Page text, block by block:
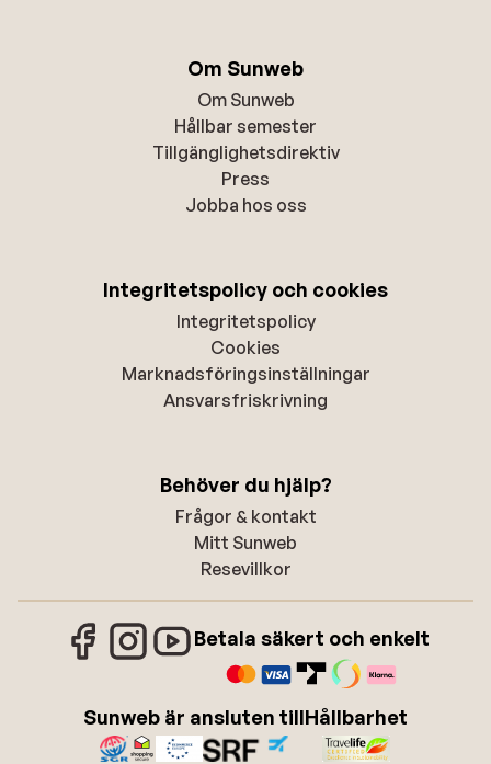
Om Sunweb
Om Sunweb
Hållbar semester
Tillgänglighetsdirektiv
Press
Jobba hos oss
Integritetspolicy och cookies
Integritetspolicy
Cookies
Marknadsföringsinställningar
Ansvarsfriskrivning
Behöver du hjälp?
Frågor & kontakt
Mitt Sunweb
Resevillkor
Betala säkert och enkelt
Sunweb är ansluten tillHållbarhet